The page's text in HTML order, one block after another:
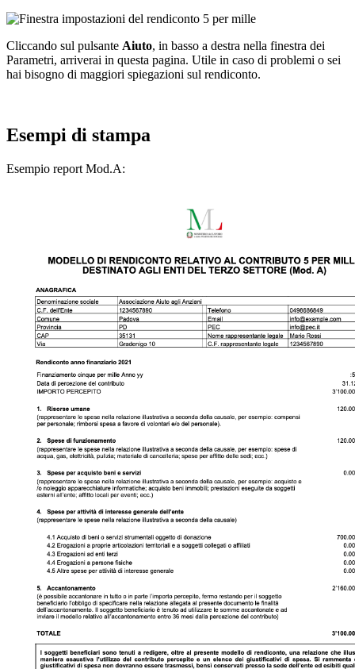
Cliccando sul pulsante Aiuto, in basso a destra nella finestra dei
Parametri, arriverai in questa pagina. Utile in caso di problemi o sei
hai bisogno di maggiori spiegazioni sul rendiconto.
Esempi di stampa
Esempio report Mod.A: